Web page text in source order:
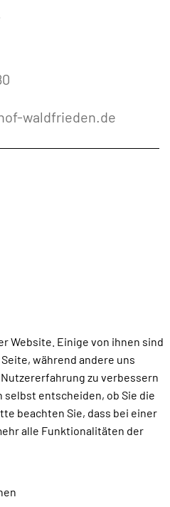
waldfrieden.de
Website. Einige von ihnen sind
während andere uns
zu verbessern
selbst entscheiden, ob Sie die
beachten Sie, dass bei einer
alle Funktionalitäten der